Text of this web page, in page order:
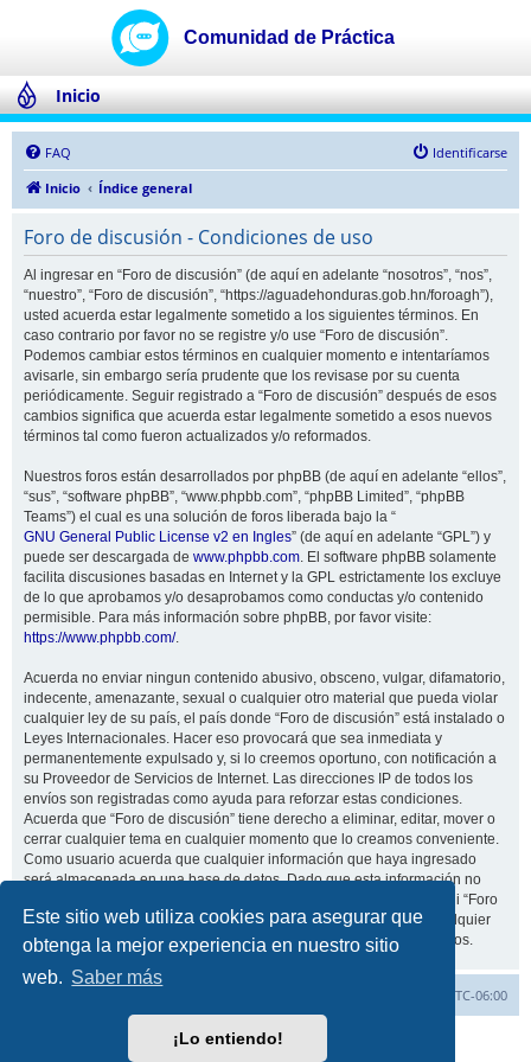
Este sitio web utiliza cookies para asegurar que
obtenga la mejor experiencia en nuestro sitio
web. Saber más
¡Lo entiendo!
Inicio
FAQ
Identificarse
Inicio
Índice general
Foro de discusión - Condiciones de uso
Al ingresar en “Foro de discusión” (de aquí en adelante “nosotros”, “nos”,
“nuestro”, “Foro de discusión”, “https://aguadehonduras.gob.hn/foroagh”),
usted acuerda estar legalmente sometido a los siguientes términos. En
caso contrario por favor no se registre y/o use “Foro de discusión”.
Podemos cambiar estos términos en cualquier momento e intentaríamos
avisarle, sin embargo sería prudente que los revisase por su cuenta
periódicamente. Seguir registrado a “Foro de discusión” después de esos
cambios significa que acuerda estar legalmente sometido a esos nuevos
términos tal como fueron actualizados y/o reformados.
Nuestros foros están desarrollados por phpBB (de aquí en adelante “ellos”,
“sus”, “software phpBB”, “www.phpbb.com”, “phpBB Limited”, “phpBB
Teams”) el cual es una solución de foros liberada bajo la “
GNU General Public License v2 en Ingles” (de aquí en adelante “GPL”) y
puede ser descargada de www.phpbb.com. El software phpBB solamente
facilita discusiones basadas en Internet y la GPL estrictamente los excluye
de lo que aprobamos y/o desaprobamos como conductas y/o contenido
permisible. Para más información sobre phpBB, por favor visite:
https://www.phpbb.com/.
Acuerda no enviar ningun contenido abusivo, obsceno, vulgar, difamatorio,
indecente, amenazante, sexual o cualquier otro material que pueda violar
cualquier ley de su país, el país donde “Foro de discusión” está instalado o
Leyes Internacionales. Hacer eso provocará que sea inmediata y
permanentemente expulsado y, si lo creemos oportuno, con notificación a
su Proveedor de Servicios de Internet. Las direcciones IP de todos los
envíos son registradas como ayuda para reforzar estas condiciones.
Acuerda que “Foro de discusión” tiene derecho a eliminar, editar, mover o
cerrar cualquier tema en cualquier momento que lo creamos conveniente.
Como usuario acuerda que cualquier información que haya ingresado
será almacenada en una base de datos. Dado que esta información no
será compartida con ninguna tercera parte sin su consentimiento, ni “Foro
de discusión” ni phpBB podrán considerarse responsables por cualquier
intento de hacking que conlleve a que los datos sean comprometidos.
UTC-06:00
Desarrollado porphpBB® Forum Software © phpBB Limited